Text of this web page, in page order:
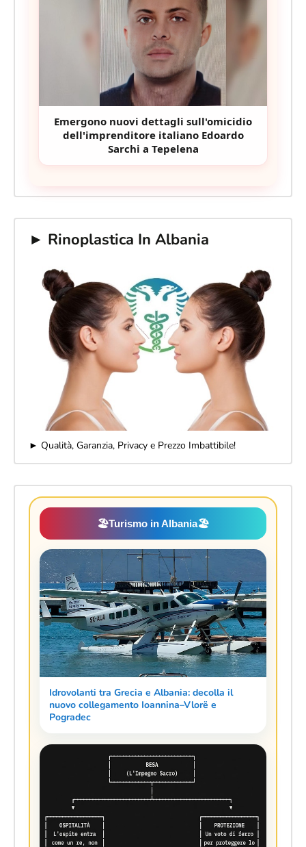
Emergono nuovi dettagli sull'omicidio
dell'imprenditore italiano Edoardo
Sarchi a Tepelena
► Rinoplastica In Albania
► Qualità, Garanzia, Privacy e Prezzo Imbattibile!
🏖️Turismo in Albania🏖️
Idrovolanti tra Grecia e Albania: decolla il
nuovo collegamento Ioannina–Vlorë e
Pogradec